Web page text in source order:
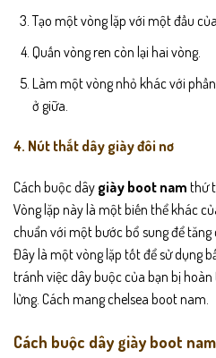
Tạo một vòng lặp với một đầu
Quấn vòng ren còn lại hai vòng.
Làm một vòng nhỏ khác với
ở giữa.
4. Nút thắt dây giày đôi nơ
Cách buộc dây giày boot nam thứ
Vòng lặp này là một biến thể khác
chuẩn với một bước bổ sung để
Đây là một vòng lặp tốt để sử dụng
tránh việc dây buộc của bạn bị
lửng. Cách mang chelsea boot nam.
Cách buộc dây giày boot